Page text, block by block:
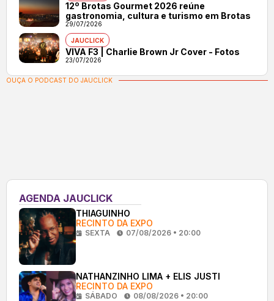
12º Brotas Gourmet 2026 reúne
gastronomia, cultura e turismo em Brotas
29/07/2026
JAUCLICK
VIVA F3 | Charlie Brown Jr Cover - Fotos
23/07/2026
OUÇA O PODCAST DO JAUCLICK
AGENDA JAUCLICK
THIAGUINHO
RECINTO DA EXPO
SEXTA 07/08/2026 • 20:00
NATHANZINHO LIMA + ELIS JUSTI
RECINTO DA EXPO
SÁBADO 08/08/2026 • 20:00